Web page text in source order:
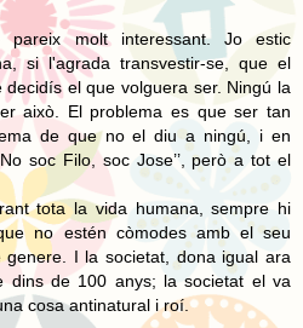
pareix molt interessant. Jo estic
si l'agrada transvestir-se, que el
decidís el que volguera ser. Ningú la
això. El problema es que ser tan
de que no el diu a ningú, i en
soc Filo, soc Jose’’, però a tot el
tota la vida humana, sempre hi
no estén còmodes amb el seu
I la societat, dona igual ara
dins de 100 anys; la societat el va
cosa antinatural i roí.